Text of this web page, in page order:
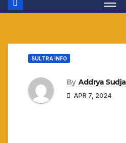
SULTRA INFO
By Addrya
APR 7, 2024